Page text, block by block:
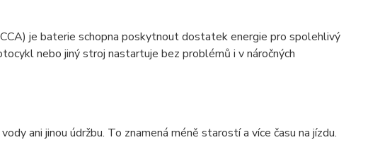
je baterie schopna poskytnout dostatek energie pro spolehlivý
nebo jiný stroj nastartuje bez problémů i v náročných
ani jinou údržbu. To znamená méně starostí a více času na jízdu.